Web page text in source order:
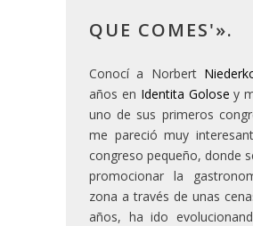
QUE COMES'».
Conocí a Norbert
años en Identita Golose y
uno de sus primeros
me pareció muy
congreso pequeño, donde
promocionar la
zona a través de unas
años, ha ido